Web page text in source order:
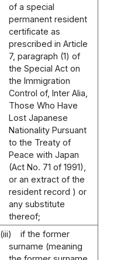
of a special
permanent resident
certificate as
prescribed in Article
7, paragraph (1) of
the Special Act on
the Immigration
Control of, Inter Alia,
Those Who Have
Lost Japanese
Nationality Pursuant
to the Treaty of
Peace with Japan
(Act No. 71 of 1991),
or an extract of the
resident record ) or
any substitute
thereof;
(iii)
if the former
surname (meaning